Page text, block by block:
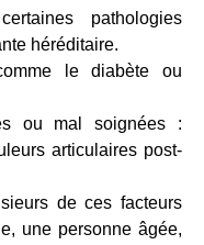
pathologies
héréditaire.
le diabète ou
ou mal soignées :
articulaires post-
de ces facteurs
une personne âgée,